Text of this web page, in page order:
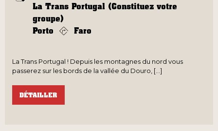
La Trans Portugal (Constituez votre
groupe)
Porto
Faro
La Trans Portugal ! Depuis les montagnes du nord vous
passerez sur les bords de la vallée du Douro, [...]
DÉTAILLER